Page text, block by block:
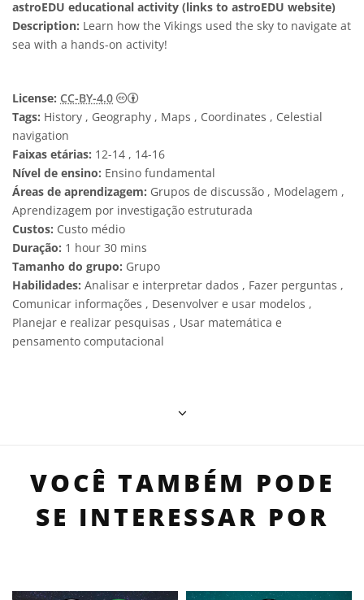
astroEDU educational activity (links to astroEDU website)
Description: Learn how the Vikings used the sky to navigate at
sea with a hands-on activity!
License: CC-BY-4.0
Creative Commons Attribution 4.0
Tags: History , Geography , Maps , Coordinates , Celestial
navigation
Faixas etárias: 12-14 , 14-16
Nível de ensino: Ensino fundamental
Áreas de aprendizagem: Grupos de discussão , Modelagem ,
Aprendizagem por investigação estruturada
Custos: Custo médio
Duração: 1 hour 30 mins
Tamanho do grupo: Grupo
Habilidades: Analisar e interpretar dados , Fazer perguntas ,
Comunicar informações , Desenvolver e usar modelos ,
Planejar e realizar pesquisas , Usar matemática e
pensamento computacional
VOCÊ TAMBÉM PODE
SE INTERESSAR POR